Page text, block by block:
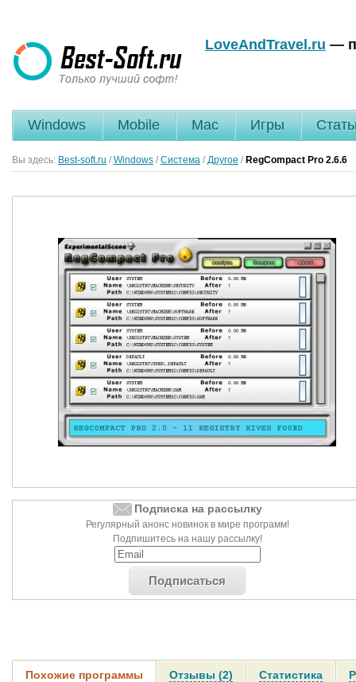
LoveAndTravel.ru —
Windows Mobile Mac Игры
Вы здесь: Best-soft.ru / Windows / Система / Другое / RegCompact Pro 2.6.6
Подписка на рассылку
Регулярный анонс новинок в мире программ!
Подпишитесь на нашу рассылку!
Подписаться
Похожие программы Отзывы (2) Статистика